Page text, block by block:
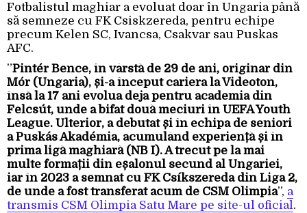
Fotbalistul maghiar a evoluat doar în Ungaria până
să semneze cu FK Csiskzereda, pentru echipe
precum Kelen SC, Ivancsa, Csakvar sau Puskas
AFC.
”Pintér Bence, în vârstă de 29 de ani, originar din
Mór (Ungaria), și-a început cariera la Videoton,
însă la 17 ani evolua deja pentru academia din
Felcsút, unde a bifat două meciuri în UEFA Youth
League. Ulterior, a debutat și în echipa de seniori
a Puskás Akadémia, acumulând experiență și în
prima ligă maghiară (NB I). A trecut pe la mai
multe formații din eșalonul secund al Ungariei,
iar în 2023 a semnat cu FK Csíkszereda din Liga 2,
de unde a fost transferat acum de CSM Olimpia”, a
transmis CSM Olimpia Satu Mare pe site-ul oficial.